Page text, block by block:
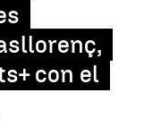
con el